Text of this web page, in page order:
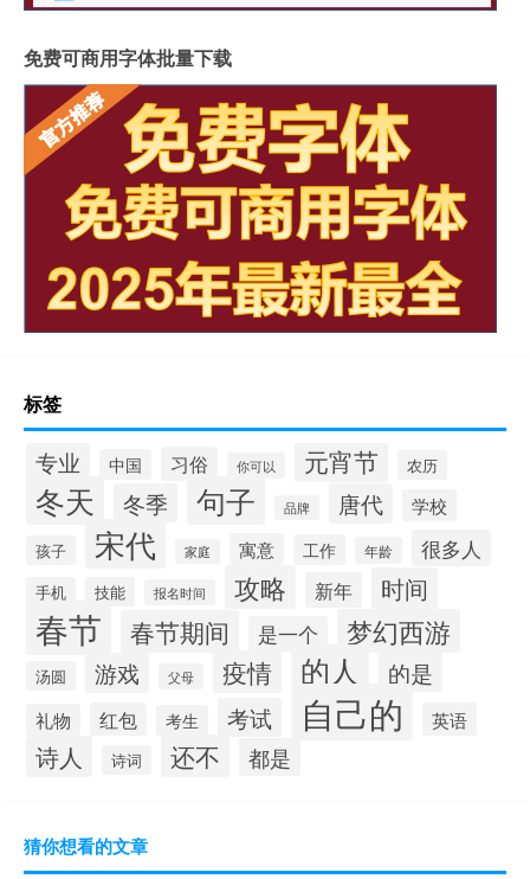
免费可商用字体批量下载
标签
专业 中国 习俗 你可以 元宵节 农历
冬天 冬季 句子 品牌 唐代 学校
孩子 宋代 家庭 寓意 工作 年龄 很多人
手机 技能 报名时间 攻略 新年 时间
春节 春节期间 是一个 梦幻西游
汤圆 游戏 父母 疫情 的人 的是
礼物 红包 考生 考试 自己的 英语
诗人 诗词 还不 都是
猜你想看的文章